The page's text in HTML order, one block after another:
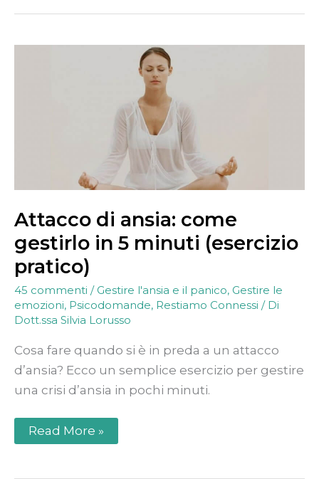
Attacco di ansia: come
gestirlo in 5 minuti (esercizio
pratico)
45 commenti / Gestire l'ansia e il panico, Gestire le
emozioni, Psicodomande, Restiamo Connessi / Di
Dott.ssa Silvia Lorusso
Cosa fare quando si è in preda a un attacco
d’ansia? Ecco un semplice esercizio per gestire
una crisi d’ansia in pochi minuti.
Attacco
Read More »